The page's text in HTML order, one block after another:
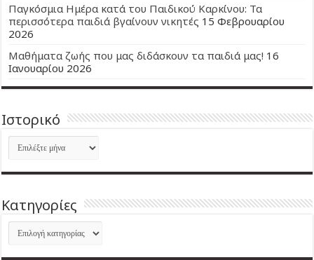
Παγκόσμια Ημέρα κατά του Παιδικού Καρκίνου: Τα
περισσότερα παιδιά βγαίνουν νικητές 15 Φεβρουαρίου
2026
Μαθήματα ζωής που μας διδάσκουν τα παιδιά μας! 16
Ιανουαρίου 2026
Ιστορικό
Ιστορικό
Kατηγορίες
Kατηγορίες